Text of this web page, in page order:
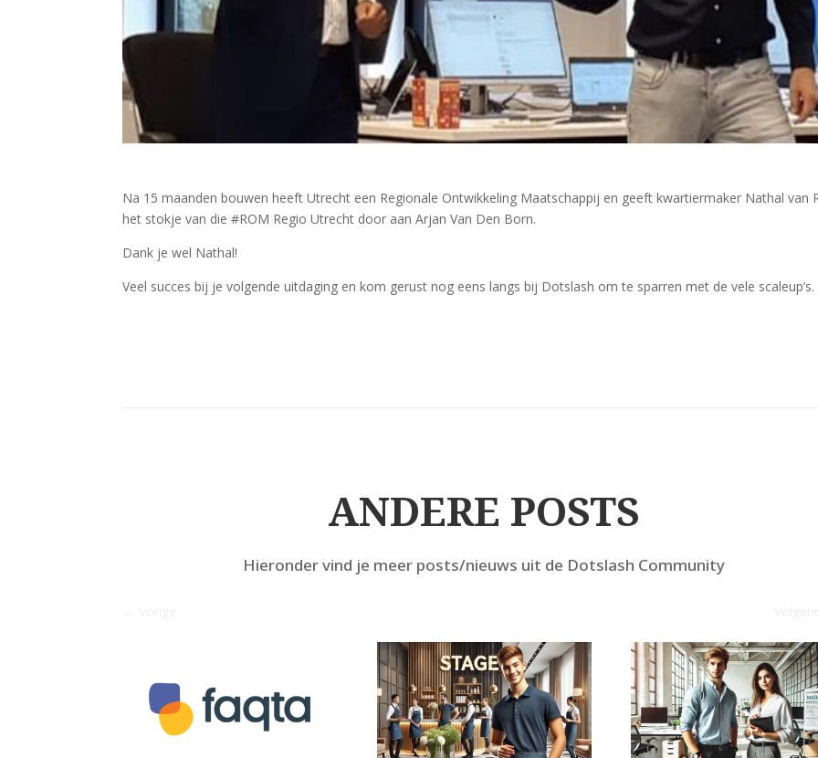
Na 15 maanden bouwen heeft Utrecht een Regionale Ontwikkeling Maatschappij en geeft kwartiermaker Nathal van
het stokje van die #ROM Regio Utrecht door aan Arjan Van Den Born.
Dank je wel Nathal!
Veel succes bij je volgende uitdaging en kom gerust nog eens langs bij Dotslash om te sparren met de vele scaleup’s.
ANDERE POSTS
Hieronder vind je meer posts/nieuws uit de Dotslash Community